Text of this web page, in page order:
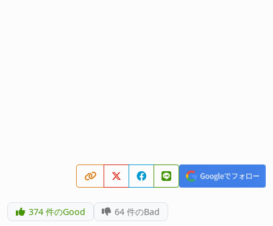
374件のGood 64 件のBad